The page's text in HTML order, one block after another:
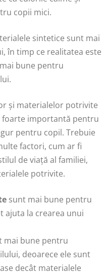
copii mici.
sintetice sunt mai
în timp ce realitatea este
bune pentru
și materialelor potrivite
importantă pentru
pentru copil. Trebuie
factori, cum ar fi
de viață al familiei,
potrivite.
sunt mai bune pentru
ajuta la crearea unui
mai bune pentru
deoarece ele sunt
decât materialele